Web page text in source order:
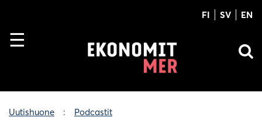
FI SV EN
Uutishuone Podcastit